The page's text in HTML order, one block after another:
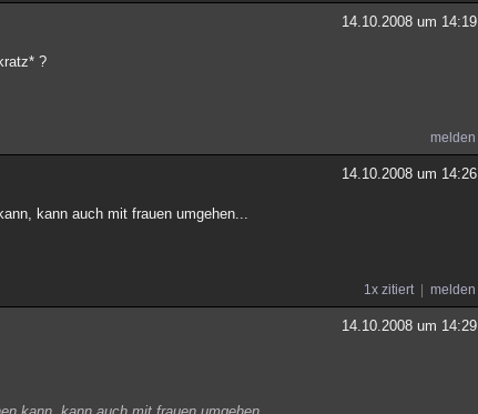
14.10.2008 um 14:19
?
melden
14.10.2008 um 14:26
kann auch mit frauen umgehen...
1x zitiert melden
14.10.2008 um 14:29